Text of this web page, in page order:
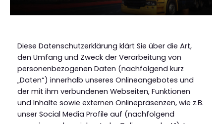
Diese Datenschutzerklärung klärt Sie über die Art,
den Umfang und Zweck der Verarbeitung von
personenbezogenen Daten (nachfolgend kurz
„Daten“) innerhalb unseres Onlineangebotes und
der mit ihm verbundenen Webseiten, Funktionen
und Inhalte sowie externen Onlinepräsenzen, wie z.B.
unser Social Media Profile auf (nachfolgend